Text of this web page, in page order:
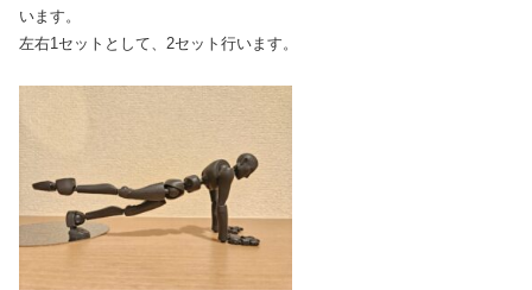
います。
左右1セットとして、2セット行います。